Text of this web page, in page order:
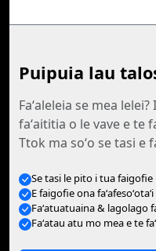
Puipuia lau
Faʻaleleia se mea
faʻaititia o le vave e te
Ttok ma soʻo se tasi e
Se tasi le pito i tua faigofie
E faigofie ona faʻafesoʻotaʻi
Faʻatuatuaina & lagolago
Faʻatau atu mo mea e te